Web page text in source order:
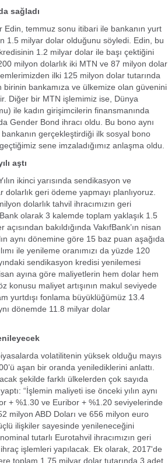
sağladı
Edin, temmuz sonu itibari ile bankanın yurt
1.5 milyar dolar olduğunu söyledi. Edin, bu
1.2 milyar dolar ile başı çektiğini
milyon dolarlık iki MTN ve 87 milyon dolar
ilki 125 milyon dolar tutarında
birinin bankamıza ve ülkemize olan güvenini
Diğer bir MTN işlemimiz ise, Dünya
ile kadın girişimcilerin finansmanında
Gender Bond ihracı oldu. Bu bono aynı
gerçekleştirdiği ilk sosyal bono
sene imzaladığımız anlaşma oldu.
aştı
ikinci yarısında sendikasyon ve
geri ödeme yapmayı planlıyoruz.
dolarlık tahvil ihracımızın geri
olarak 3 kalemde toplam yaklaşık 1.5
bakıldığında VakıfBank’ın nisan
aynı dönemine göre 15 baz puan aşağıda
ile yenileme oranımızı da yüzde 120
sendikasyon kredisi yenilemesi
ayına göre maliyetlerin hem dolar hem
maliyet artışının makul seviyede
yurtdışı fonlama büyüklüğümüz 13.4
dönemde 11.8 milyar dolar
volatilitenin yüksek olduğu mayıs
aşan bir oranda yenilediklerini anlattı.
şekilde farklı ülkelerden çok sayıda
“İşlemin maliyeti ise önceki yılın aynı
+ %1.30 ve Euribor + %1.20 seviyelerinde
milyon ABD Doları ve 656 milyon euro
ilişkiler sayesinde yenileneceğini
tutarlı Eurotahvil ihracımızın geri
işlemleri yapılacak. Ek olarak, 2017'de
toplam 1.75 milyar dolar tutarında 3 adet